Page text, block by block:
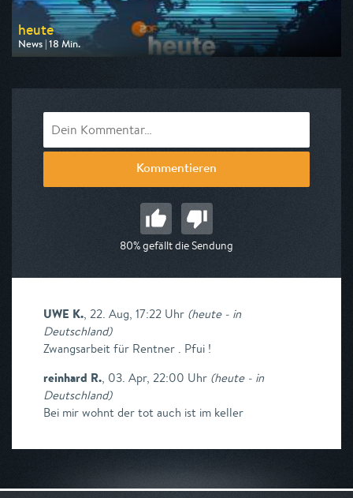
heute
News | 18 Min.
Ausgestrahlt von 3sat
Kommentieren
80% gefällt die Sendung
UWE K., 22. Aug, 17:22 Uhr (heute - in
Deutschland)
Zwangsarbeit für Rentner . Pfui !
reinhard R., 03. Apr, 22:00 Uhr (heute - in
Deutschland)
Bei mir wohnt der tot auch ist im keller